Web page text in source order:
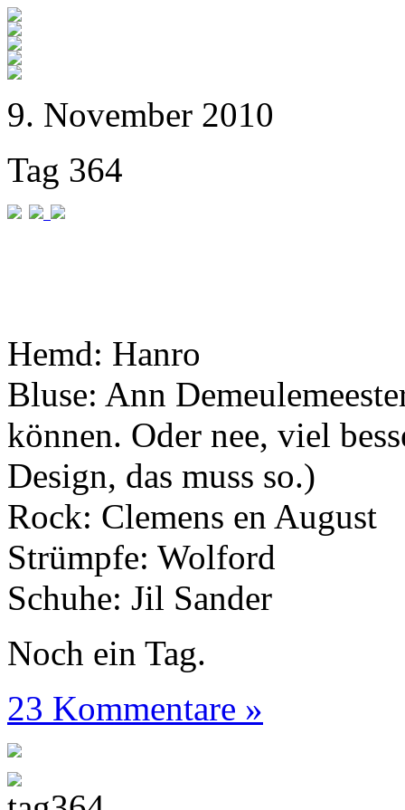
9. November 2010
Tag 364
Hemd: Hanro
Bluse: Ann
können. Oder nee, viel
Design, das muss so.)
Rock: Clemens en August
Strümpfe: Wolford
Schuhe: Jil Sander
Noch ein Tag.
23 Kommentare »